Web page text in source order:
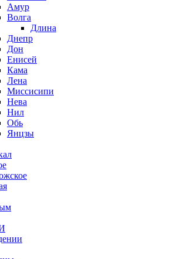
Амур
Волга
Длина
Днепр
Дон
Енисей
Кама
Лена
Миссисипи
Нева
Нил
Обь
Янцзы